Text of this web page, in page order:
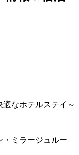
なホテルステイ～
・ミラージュルー